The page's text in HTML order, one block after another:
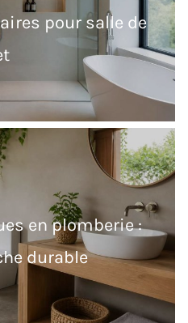
pour salle de
en plomberie :
durable